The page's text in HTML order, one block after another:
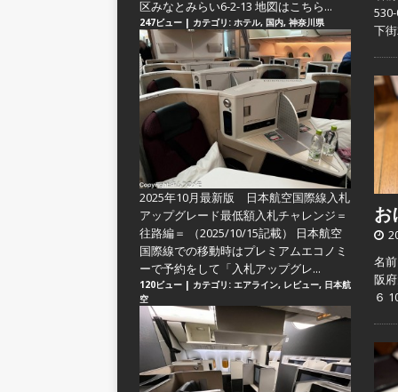
区みなとみらい6-2-13 地図はこちら...
247ビュー | カテゴリ: ホテル, 国内, 神奈川県
2025年10月最新版 日本航空国際線入札
アップグレード最低額入札チャレンジ＝
往路編＝
（2025/10/15記載） 日本航空
国際線での移動時はプレミアムエコノミ
ーで予約をして「入札アップグレ...
120ビュー | カテゴリ: エアライン, レビュー, 日本航
空
下
お
名
阪
６